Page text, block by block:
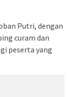
Putri, dengan
curam dan
peserta yang